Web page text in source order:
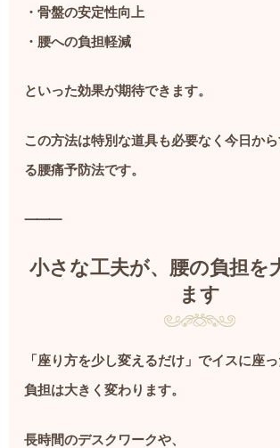
・骨盤の安定性向上
・腰への負担軽減
といった効果が期待できます。
この方法は特別な道具も必要なく今日か
る腰痛予防法です。
⸻
小さな工夫が、腰の負担を
ます
「座り方を少し変えるだけ」でイスに座
負担は大きく変わります。
長時間のデスクワークや、